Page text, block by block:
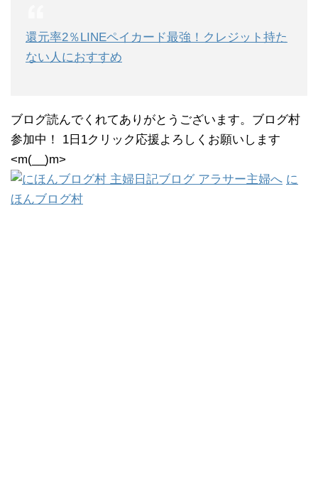
還元率2％LINEペイカード最強！クレジット持た
ない人におすすめ
ブログ読んでくれてありがとうございます。ブログ村
参加中！ 1日1クリック応援よろしくお願いします
<m(__)m>
に
ほんブログ村